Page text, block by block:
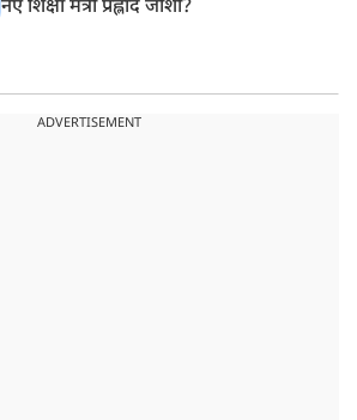
नए शिक्षा मंत्री प्रह्लाद जोशी?
ADVERTISEMENT